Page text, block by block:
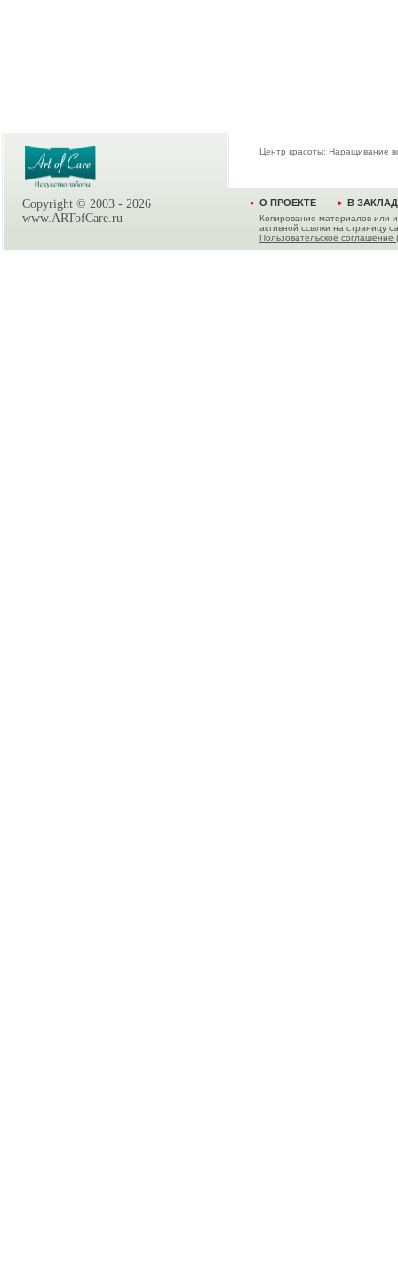
Copyright © 2003 - 2026
www.ARTofCare.ru
Центр красоты: Наращивание
О ПРОЕКТЕ В
Копирование материалов или
активной ссылки на страницу
Пользовательское